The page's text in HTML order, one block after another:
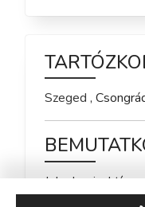
Szeged ,
Jelenleg inaktív